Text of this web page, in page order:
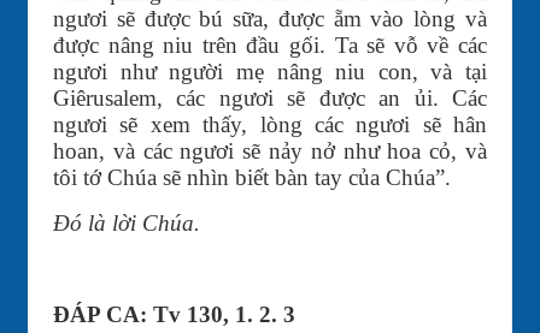
ngươi sẽ được bú sữa, được ẵm vào lòng và
được nâng niu trên đầu gối. Ta sẽ vỗ về các
ngươi như người mẹ nâng niu con, và tại
Giêrusalem, các ngươi sẽ được an ủi. Các
ngươi sẽ xem thấy, lòng các ngươi sẽ hân
hoan, và các ngươi sẽ nảy nở như hoa cỏ, và
tôi tớ Chúa sẽ nhìn biết bàn tay của Chúa”.
Đó là lời Chúa.
ĐÁP CA: Tv 130, 1. 2. 3